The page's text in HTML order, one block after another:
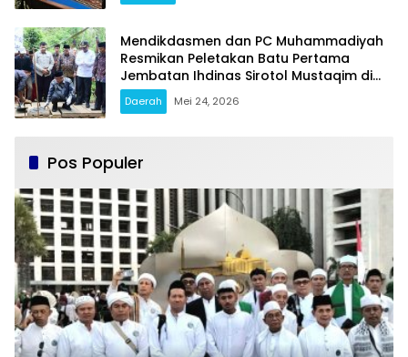
Mendikdasmen dan PC Muhammadiyah
Resmikan Peletakan Batu Pertama
Jembatan Ihdinas Sirotol Mustaqim di
Karang Penang Sampang
Daerah Mei 24, 2026
Pos Populer